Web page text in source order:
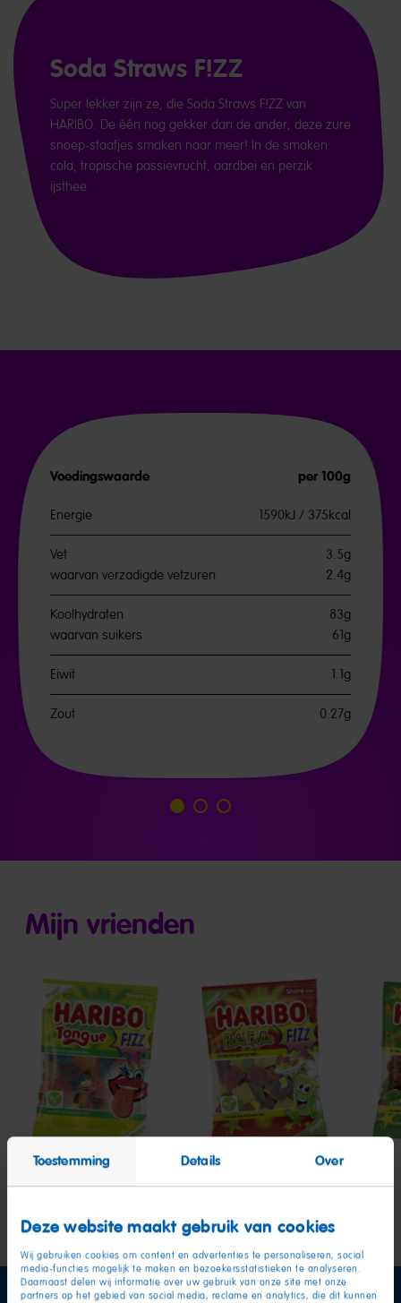
Toestemming Details Over
Deze website maakt gebruik van cookies
Wij gebruiken cookies om content en advertenties te personaliseren, social
media-functies mogelijk te maken en bezoekersstatistieken te analyseren.
Daarnaast delen wij informatie over uw gebruik van onze site met onze
partners op het gebied van social media, reclame en analytics, die dit kunnen
Soda Straws F!ZZ
Super lekker zijn ze, die Soda Straws F!ZZ van
HARIBO. De één nog gekker dan de ander; deze zure
snoep-staafjes smaken naar meer! In de smaken:
cola, tropische passievrucht, aardbei en perzik
ijsthee.
Voedingswaarde per 100g
Energie 1590kJ / 375kcal
Vet
3.5g
waarvan verzadigde vetzuren
2.4g
Koolhydraten
83g
waarvan suikers
61g
Eiwit 1.1g
Zout 0.27g
Ga
1
Ga
2
Ga
3
Mijn vrienden
Tongue
F!ZZ
Pasta
Frutta
F!ZZ
F!ZZ